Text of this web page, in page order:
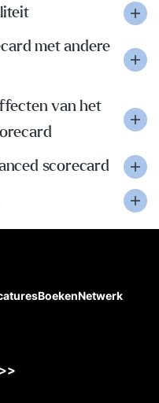
met andere
van het
scorecard
BoekenNetwerk